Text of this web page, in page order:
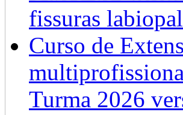
fissuras
Curso de
Turma 2026